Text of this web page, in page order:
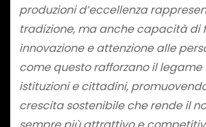
produzioni d’eccellenza
tradizione, ma anche capacità di
innovazione e attenzione alle
come questo rafforzano il
istituzioni e cittadini,
crescita sostenibile che rende il